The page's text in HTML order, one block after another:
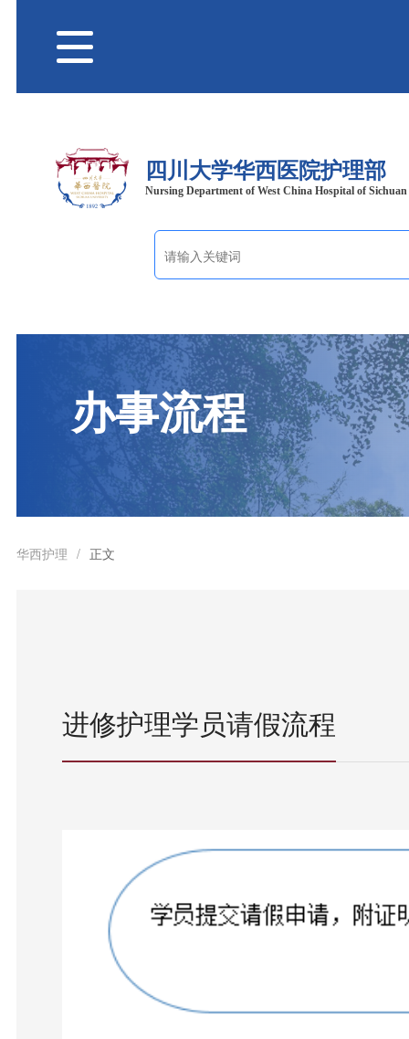
四川大学华西医院护理部
Nursing Department of West China Hospital of
办事流程
华西护理 / 正文
进修护理学员请假流程